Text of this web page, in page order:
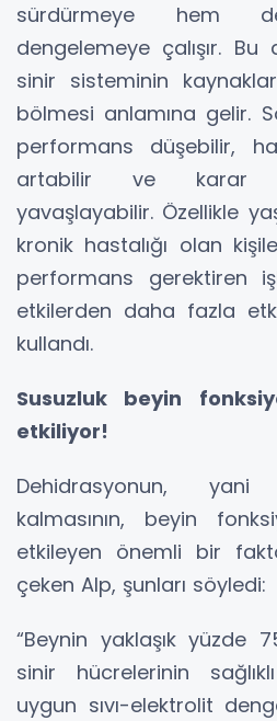
sürdürmeye hem
dengelemeye çalışır.
sinir sisteminin
bölmesi anlamına gelir.
performans düşebilir,
artabilir ve karar
yavaşlayabilir. Özellikle
kronik hastalığı olan
performans gerektiren
etkilerden daha fazla
kullandı.
Susuzluk beyin
etkiliyor!
Dehidrasyonun,
kalmasının, beyin
etkileyen önemli bir
çeken Alp, şunları söyledi:
“Beynin yaklaşık yüzde
sinir hücrelerinin
uygun sıvı-elektrolit